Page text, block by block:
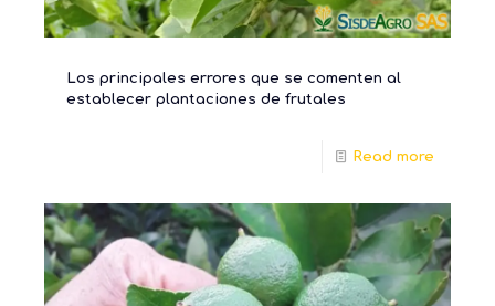
Los principales errores que se comenten al
establecer plantaciones de frutales
Read more